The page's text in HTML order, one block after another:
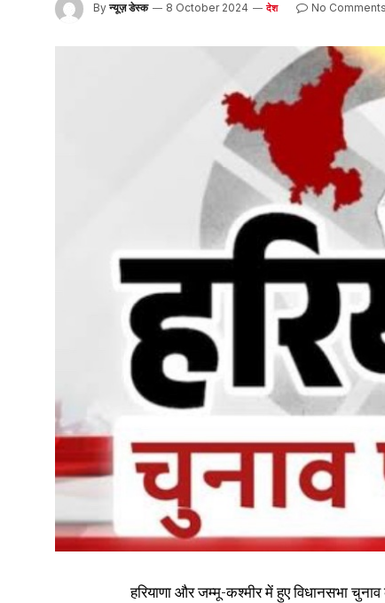
By न्यूज़ डेस्क 8 October 2024 देश No Comments
हरियाणा और जम्मू-कश्मीर में हुए विधानसभा